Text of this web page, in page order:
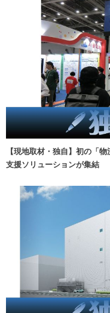
【現地取材・独自】初の「
支援ソリューションが集結